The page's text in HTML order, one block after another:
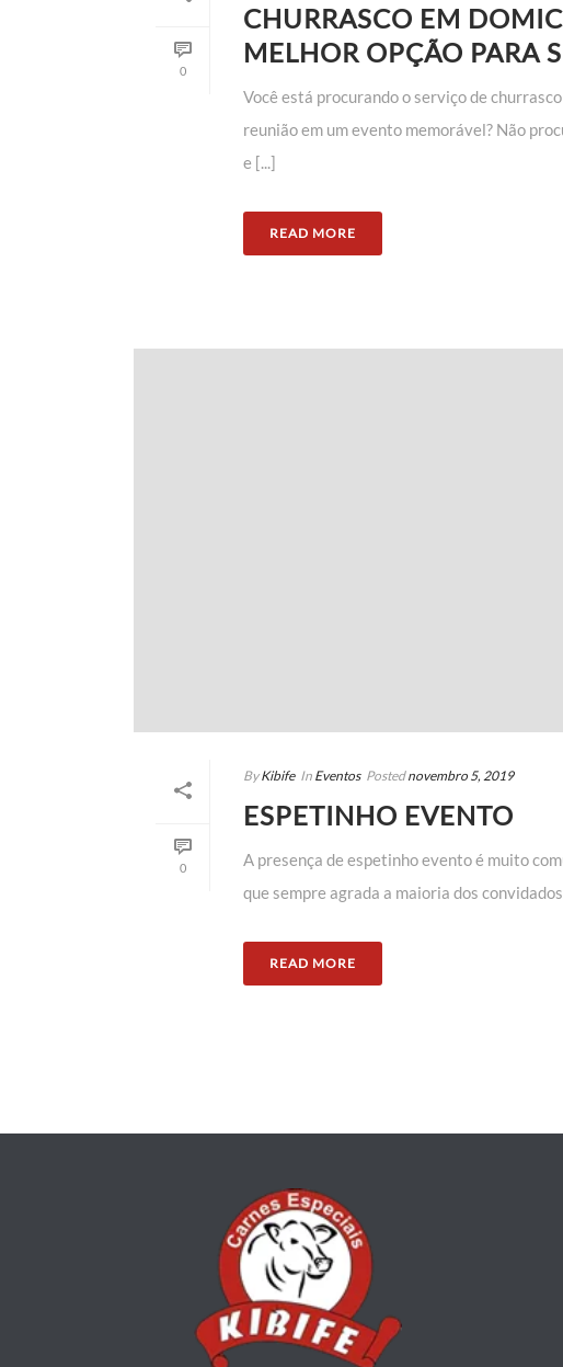
0
CHURRASCO EM
MELHOR OPÇÃO PARA
Você está procurando o serviço de
reunião em um evento memorável? Não
e [...]
READ MORE
0
By Kibife In Eventos Posted novembro 5, 2019
ESPETINHO EVENTO
A presença de espetinho evento é muito
que sempre agrada a maioria dos
READ MORE